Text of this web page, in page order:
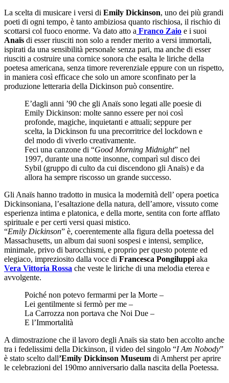
La scelta di musicare i versi di Emily Dickinson, uno dei più grandi
poeti di ogni tempo, è tanto ambiziosa quanto rischiosa, il rischio di
scottarsi col fuoco enorme. Va dato atto a Franco Zaio e i suoi
Anaïs di esser riusciti non solo a render merito a versi immortali,
ispirati da una sensibilità personale senza pari, ma anche di esser
riusciti a costruire una cornice sonora che esalta le liriche della
poetesa americana, senza timore reverenziale eppure con un rispetto,
in maniera così efficace che solo un amore sconfinato per la
produzione letteraria della Dickinson può consentire.
E’dagli anni ’90 che gli Anaïs sono legati alle poesie di
Emily Dickinson: molte sanno essere per noi così
profonde, magiche, inquietanti e attuali; seppure per
scelta, la Dickinson fu una precorritrice del lockdown e
del modo di viverlo creativamente.
Feci una canzone di “Good Morning Midnight” nel
1997, durante una notte insonne, comparì sul disco dei
Sybil (gruppo di culto da cui discendono gli Anaïs) e da
allora ha sempre riscosso un grande successo.
Gli Anaïs hanno tradotto in musica la modernità dell’ opera poetica
Dickinsoniana, l’esaltazione della natura, dell’amore, vissuto come
esperienza intima e platonica, e della morte, sentita con forte afflato
spirituale e per certi versi quasi mistico.
“Emily Dickinson” è, coerentemente alla figura della poetessa del
Massachusetts, un album dai suoni sospesi e intensi, semplice,
minimale, privo di barocchismi, e proprio per questo potente ed
elegiaco, impreziosito dalla voce di Francesca Pongiluppi aka
Vera Vittoria Rossa che veste le liriche di una melodia eterea e
avvolgente.
Poiché non potevo fermarmi per la Morte –
Lei gentilmente si fermò per me –
La Carrozza non portava che Noi Due –
E l’Immortalità
A dimostrazione che il lavoro degli Anaïs sia stato ben accolto anche
tra i fedelissimi della Dickinson, il video del singolo “I Am Nobody”
è stato scelto dall’Emily Dickinson Museum di Amherst per aprire
le celebrazioni del 190mo anniversario dalla nascita della Poetessa.